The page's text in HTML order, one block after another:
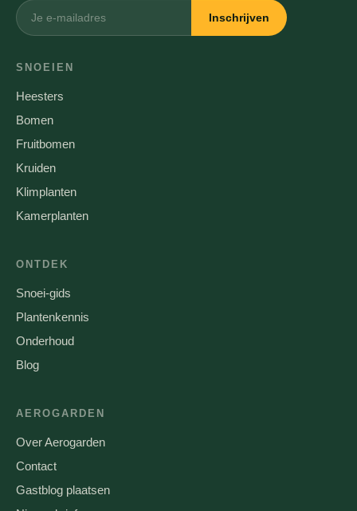
Inschrijven
SNOEIEN
Heesters
Bomen
Fruitbomen
Kruiden
Klimplanten
Kamerplanten
ONTDEK
Snoei-gids
Plantenkennis
Onderhoud
Blog
AEROGARDEN
Over Aerogarden
Contact
Gastblog plaatsen